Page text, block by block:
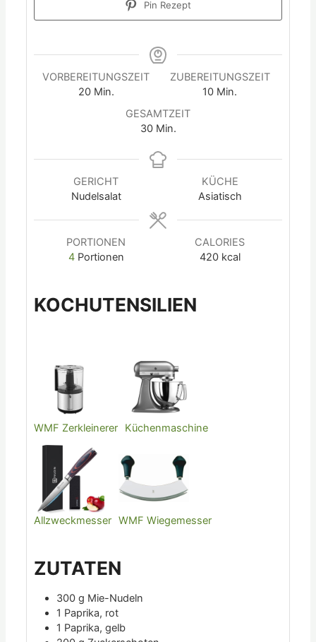
Pin Rezept
VORBEREITUNGSZEIT
20 Min.
ZUBEREITUNGSZEIT
10 Min.
GESAMTZEIT
30 Min.
GERICHT
Nudelsalat
KÜCHE
Asiatisch
PORTIONEN
4 Portionen
CALORIES
420 kcal
KOCHUTENSILIEN
WMF Zerkleinerer Küchenmaschine
Allzweckmesser WMF Wiegemesser
ZUTATEN
300 g Mie-Nudeln
1 Paprika, rot
1 Paprika, gelb